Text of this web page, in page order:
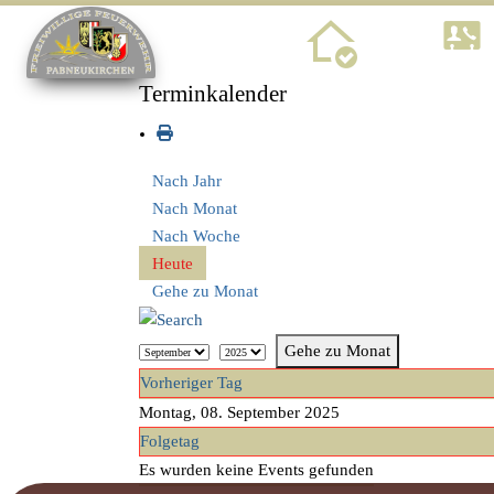
Terminkalender
Nach Jahr
Nach Monat
Nach Woche
Heute
Gehe zu Monat
Gehe zu Monat
Vorheriger Tag
Montag, 08. September 2025
Folgetag
Es wurden keine Events gefunden